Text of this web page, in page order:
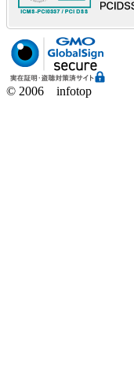
© 2006 infotop